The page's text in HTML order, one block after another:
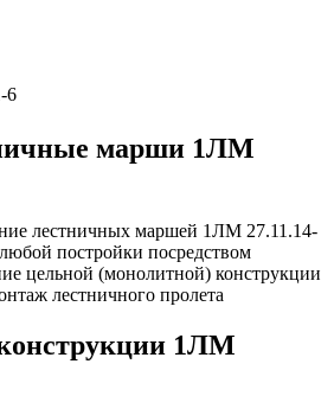
6
марши 1ЛМ
лестничных маршей 1ЛМ 27.11.14-
постройки посредством
цельной (монолитной) конструкции
лестничного пролета
1ЛМ